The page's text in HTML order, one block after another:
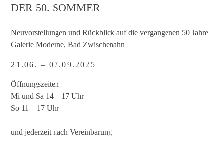
DER 50. SOMMER
Neuvorstellungen und Rückblick auf die vergangenen 50 Jahre
Galerie Moderne, Bad Zwischenahn
21.06. – 07.09.2025
Öffnungszeiten
Mi und Sa 14 – 17 Uhr
So 11 – 17 Uhr
und jederzeit nach Vereinbarung